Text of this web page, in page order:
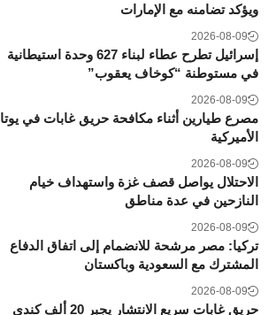
ويؤكد تضامنه مع الإمارات
2026-08-09
إسرائيل تطرح عطاء لبناء 627 وحدة استيطانية
في مستوطنة “كوخاف يعقوب”
2026-08-09
مصرع طيارين أثناء مكافحة حريق غابات في يوتا
الأميركية
2026-08-09
الاحتلال يواصل قصف غزة واستهداف خيام
النازحين في عدة مناطق
2026-08-09
تركيا: مصر مرشحة للانضمام إلى اتفاق الدفاع
المشترك مع السعودية وباكستان
2026-08-09
حريق غابات سريع الانتشار يجبر 20 ألف كندي